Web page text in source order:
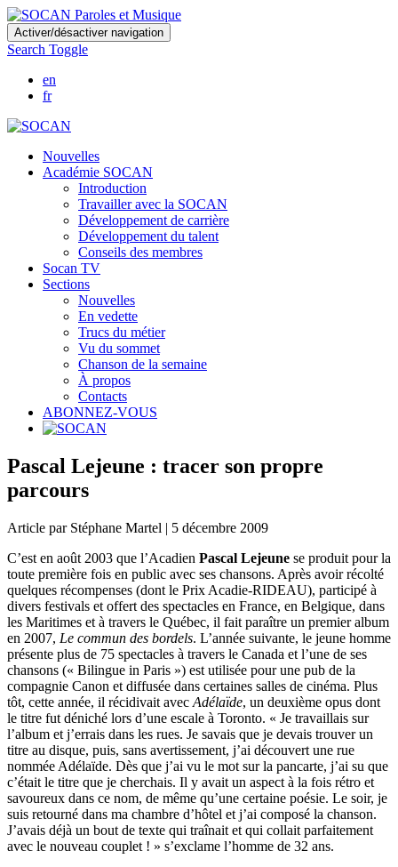
Skip
to
main
content
Activer/désactiver navigation
Search Toggle
en
fr
Nouvelles
Académie SOCAN
Introduction
Travailler avec la SOCAN
Développement de carrière
Développement du talent
Conseils des membres
Socan TV
Sections
Nouvelles
En vedette
Trucs du métier
Vu du sommet
Chanson de la semaine
À propos
Contacts
ABONNEZ-VOUS
Pascal Lejeune : tracer son propre
parcours
Article par Stéphane Martel | 5 décembre 2009
C’est en août 2003 que l’Acadien Pascal Lejeune se produit pour la
toute première fois en public avec ses chansons. Après avoir récolté
quelques récompenses (dont le Prix Acadie-RIDEAU), participé à
divers festivals et offert des spectacles en France, en Belgique, dans
les Maritimes et à travers le Québec, il fait paraître un premier album
en 2007, Le commun des bordels. L’année suivante, le jeune homme
présente plus de 75 spectacles à travers le Canada et l’une de ses
chansons (« Bilingue in Paris ») est utilisée pour une pub de la
compagnie Canon et diffusée dans certaines salles de cinéma. Plus
tôt, cette année, il récidivait avec Adélaïde, un deuxième opus dont
le titre fut déniché lors d’une escale à Toronto. « Je travaillais sur
l’album et j’errais dans les rues. Je savais que je devais trouver un
titre au disque, puis, sans avertissement, j’ai découvert une rue
nommée Adélaïde. Dès que j’ai vu le mot sur la pancarte, j’ai su que
c’était le titre que je cherchais. Il y avait un aspect à la fois rétro et
savoureux dans ce nom, de même qu’une certaine poésie. Le soir, je
suis retourné dans ma chambre d’hôtel et j’ai composé la chanson.
J’avais déjà un bout de texte qui traînait et qui collait parfaitement
avec le nouveau couplet ! » s’exclame l’homme de 32 ans.